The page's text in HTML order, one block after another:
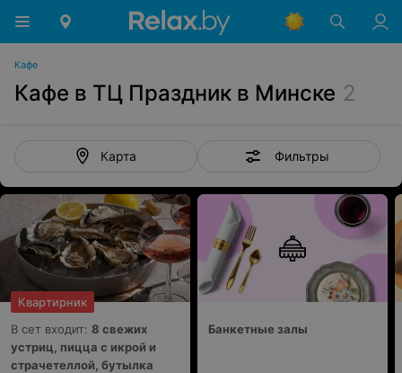
Кафе
Кафе в ТЦ Праздник в Минске 2
Карта Фильтры
Квартирник
В сет входит: 8 свежих
устриц, пицца с икрой и
страчетеллой, бутылка
Банкетные залы